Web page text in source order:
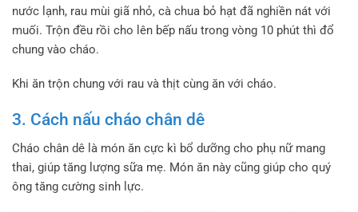
nước lạnh, rau mùi giã nhỏ, cà chua bỏ hạt đã nghiền nát với
muối. Trộn đều rồi cho lên bếp nấu trong vòng 10 phút thì đổ
chung vào cháo.
Khi ăn trộn chung với rau và thịt cùng ăn với cháo.
3. Cách nấu cháo chân dê
Cháo chân dê là món ăn cực kì bổ dưỡng cho phụ nữ mang
thai, giúp tăng lượng sữa mẹ. Món ăn này cũng giúp cho quý
ông tăng cường sinh lực.